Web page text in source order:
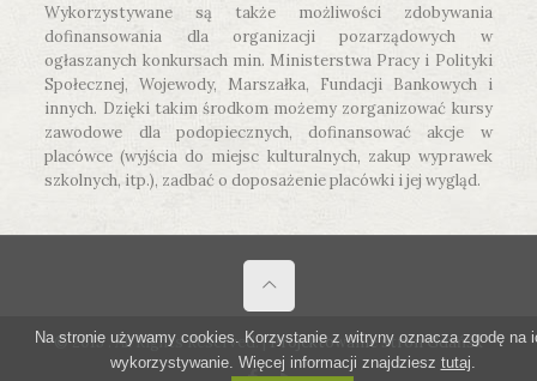
Wykorzystywane są także możliwości zdobywania
dofinansowania dla organizacji pozarządowych w
ogłaszanych konkursach min. Ministerstwa Pracy i Polityki
Społecznej, Wojewody, Marszałka, Fundacji Bankowych i
innych. Dzięki takim środkom możemy zorganizować kursy
zawodowe dla podopiecznych, dofinansować akcje w
placówce (wyjścia do miejsc kulturalnych, zakup wyprawek
szkolnych, itp.), zadbać o doposażenie placówki i jej wygląd.
© 2015 . All Rights Reserved. |Projektowanie stron Gdańsk
Na stronie używamy cookies. Korzystanie z witryny oznacza zgodę na
wykorzystywanie. Więcej informacji znajdziesz tutaj.